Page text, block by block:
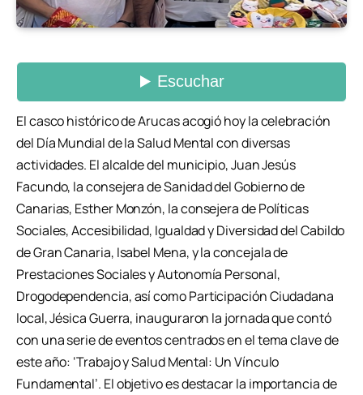
El casco histórico de Arucas acogió hoy la celebración
del Día Mundial de la Salud Mental con diversas
actividades. El alcalde del municipio, Juan Jesús
Facundo, la consejera de Sanidad del Gobierno de
Canarias, Esther Monzón, la consejera de Políticas
Sociales, Accesibilidad, Igualdad y Diversidad del Cabildo
de Gran Canaria, Isabel Mena, y la concejala de
Prestaciones Sociales y Autonomía Personal,
Drogodependencia, así como Participación Ciudadana
local, Jésica Guerra, inauguraron la jornada que contó
con una serie de eventos centrados en el tema clave de
este año: ‘Trabajo y Salud Mental: Un Vínculo
Fundamental’. El objetivo es destacar la importancia de